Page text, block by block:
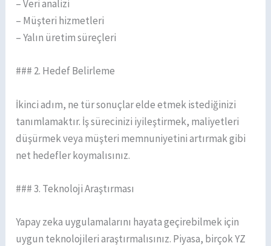
– Veri analizi
– Müşteri hizmetleri
– Yalın üretim süreçleri
### 2. Hedef Belirleme
İkinci adım, ne tür sonuçlar elde etmek istediğinizi
tanımlamaktır. İş sürecinizi iyileştirmek, maliyetleri
düşürmek veya müşteri memnuniyetini artırmak gibi
net hedefler koymalısınız.
### 3. Teknoloji Araştırması
Yapay zeka uygulamalarını hayata geçirebilmek için
uygun teknolojileri araştırmalısınız. Piyasa, birçok YZ